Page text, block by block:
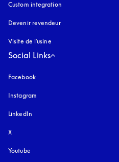
Custom integration
Devenir revendeur
Visite de l'usine
Social Links
Facebook
Instagram
LinkedIn
X
Youtube